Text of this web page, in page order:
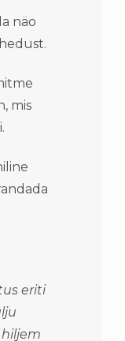
näo
mis
eriti